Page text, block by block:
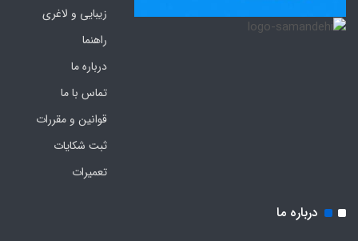
زیبایی و لاغری
راهنما
درباره ما
تماس با ما
قوانین و مقررات
ثبت شکایات
تعمیرات
درباره ما